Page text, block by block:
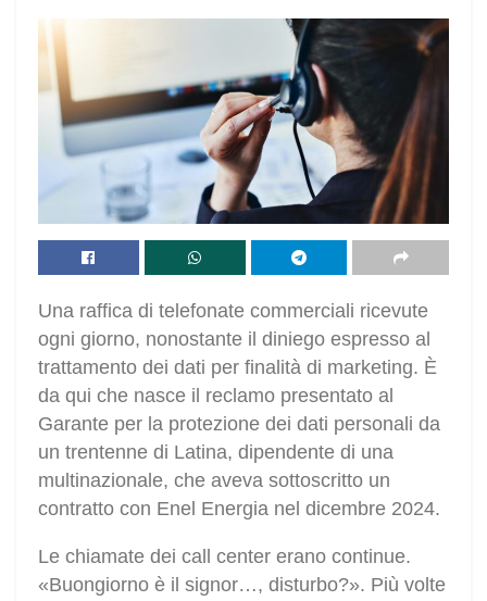
Una raffica di telefonate commerciali ricevute
ogni giorno, nonostante il diniego espresso al
trattamento dei dati per finalità di marketing. È
da qui che nasce il reclamo presentato al
Garante per la protezione dei dati personali da
un trentenne di Latina, dipendente di una
multinazionale, che aveva sottoscritto un
contratto con Enel Energia nel dicembre 2024.
Le chiamate dei call center erano continue.
«Buongiorno è il signor…, disturbo?». Più volte